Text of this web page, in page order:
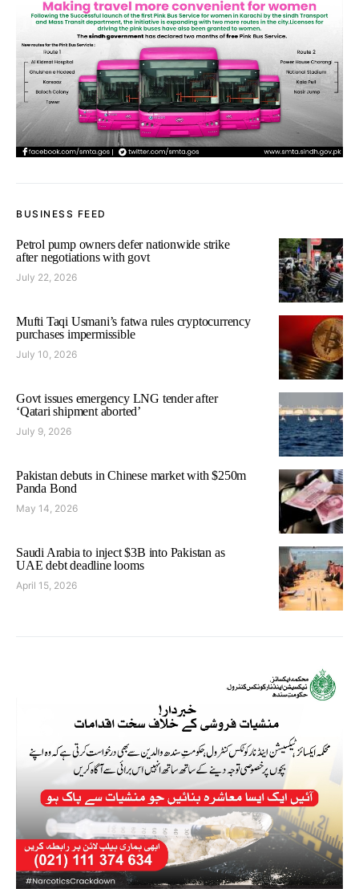
BUSINESS FEED
Petrol pump owners defer nationwide strike
after negotiations with govt
July 22, 2026
Mufti Taqi Usmani’s fatwa rules cryptocurrency
purchases impermissible
July 10, 2026
Govt issues emergency LNG tender after
‘Qatari shipment aborted’
July 9, 2026
Pakistan debuts in Chinese market with $250m
Panda Bond
May 14, 2026
Saudi Arabia to inject $3B into Pakistan as
UAE debt deadline looms
April 15, 2026